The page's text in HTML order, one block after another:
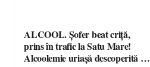
ALCOOL. Șofer beat criță,
prins în trafic la Satu Mare!
Alcoolemie uriașă descoperită de